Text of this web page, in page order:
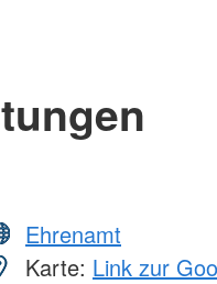
Ehrenamt
Karte: Link zur